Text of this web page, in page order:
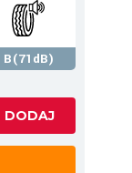
B(71dB)